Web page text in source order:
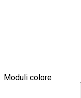
Moduli colore